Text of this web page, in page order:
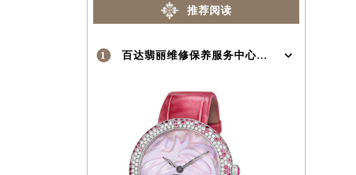
推荐阅读
1 百达翡丽维修保养服务中心介绍 | Patek Philippe